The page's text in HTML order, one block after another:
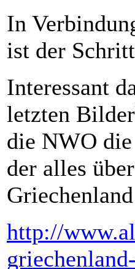
In
ist der
Interessant
letzten
die NWO
der alles
http://